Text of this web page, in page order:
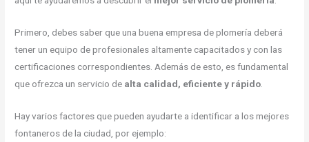
Primero, debes saber que una buena empresa de plomería deberá
tener un equipo de profesionales altamente capacitados y con las
certificaciones correspondientes. Además de esto, es fundamental
que ofrezca un servicio de alta calidad, eficiente y rápido
Hay varios factores que pueden ayudarte a identificar a los mejores
fontaneros de la ciudad, por ejemplo: